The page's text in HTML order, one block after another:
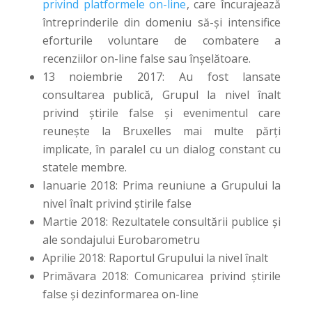
privind platformele on-line, care încurajează
întreprinderile din domeniu să-și intensifice
eforturile voluntare de combatere a
recenziilor on-line false sau înșelătoare.
13 noiembrie 2017: Au fost lansate
consultarea publică, Grupul la nivel înalt
privind știrile false și evenimentul care
reunește la Bruxelles mai multe părți
implicate, în paralel cu un dialog constant cu
statele membre.
Ianuarie 2018: Prima reuniune a Grupului la
nivel înalt privind știrile false
Martie 2018: Rezultatele consultării publice și
ale sondajului Eurobarometru
Aprilie 2018: Raportul Grupului la nivel înalt
Primăvara 2018: Comunicarea privind știrile
false și dezinformarea on-line